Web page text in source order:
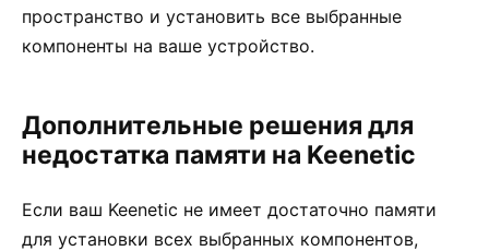
пространство и установить все выбранные
компоненты на ваше устройство.
Дополнительные решения для
недостатка памяти на Keenetic
Если ваш Keenetic не имеет достаточно памяти
для установки всех выбранных компонентов,